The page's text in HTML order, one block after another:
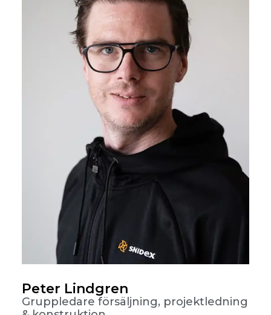
Peter Lindgren
Gruppledare försäljning, projektledning